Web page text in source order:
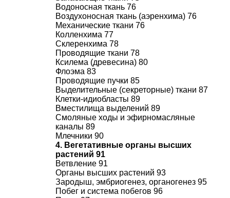
Водоносная ткань 76
Воздухоносная ткань (аэренхима) 76
Механические ткани 76
Колленхима 77
Склеренхима 78
Проводящие ткани 78
Ксилема (древесина) 80
Флоэма 83
Проводящие пучки 85
Выделительные (секреторные) ткани 87
Клетки-идиобласты 89
Вместилища выделений 89
Смоляные ходы и эфирномасляные
каналы 89
Млечники 90
4. Вегетативные органы высших
растений 91
Ветвление 91
Органы высших растений 93
Зародыш, эмбриогенез, органогенез 95
Побег и система побегов 96